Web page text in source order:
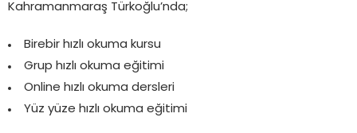
Kahramanmaraş Türkoğlu’nda;
Birebir hızlı okuma kursu
Grup hızlı okuma eğitimi
Online hızlı okuma dersleri
Yüz yüze hızlı okuma eğitimi